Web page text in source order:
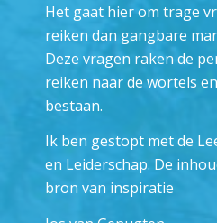
Het gaat hier om trage
reiken dan gangbare
Deze vragen raken de
reiken naar de wortels
bestaan.
Ik ben gestopt met de
en Leiderschap. De
bron van inspiratie